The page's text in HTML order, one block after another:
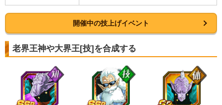
開催中の技上げイベント
老界王神や大界王[技]を合成する